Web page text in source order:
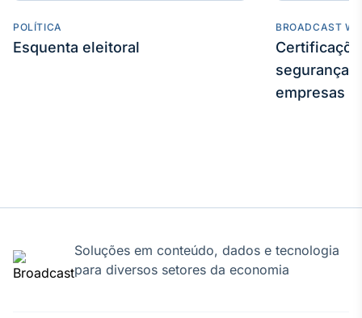
Crédito
Em breve
POLÍTICA
Esquenta eleitoral
BROADCAST
segurança
empresas
Soluções em conteúdo, dados e tecnologia
para diversos setores da economia